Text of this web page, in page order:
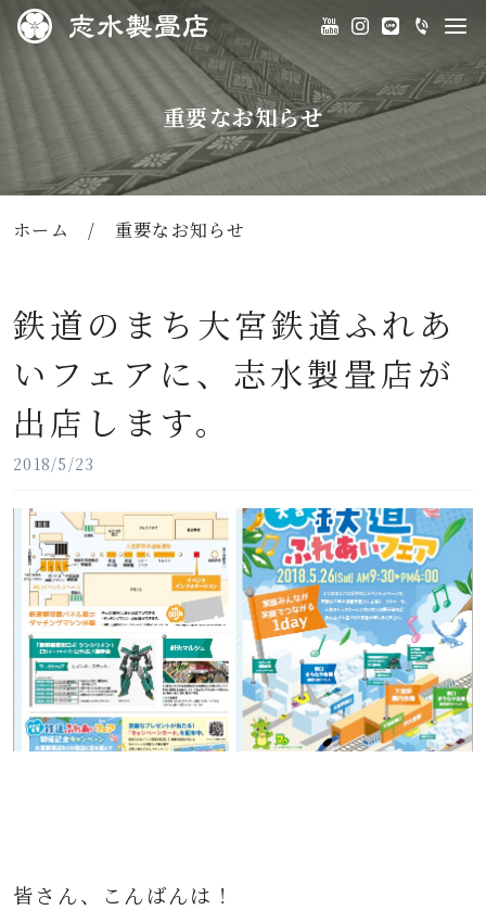
重要なお知らせ
ホーム / 重要なお知らせ
鉄道のまち大宮鉄道ふれあ
いフェアに、志水製畳店が
出店します。
2018/5/23
皆さん、こんばんは！